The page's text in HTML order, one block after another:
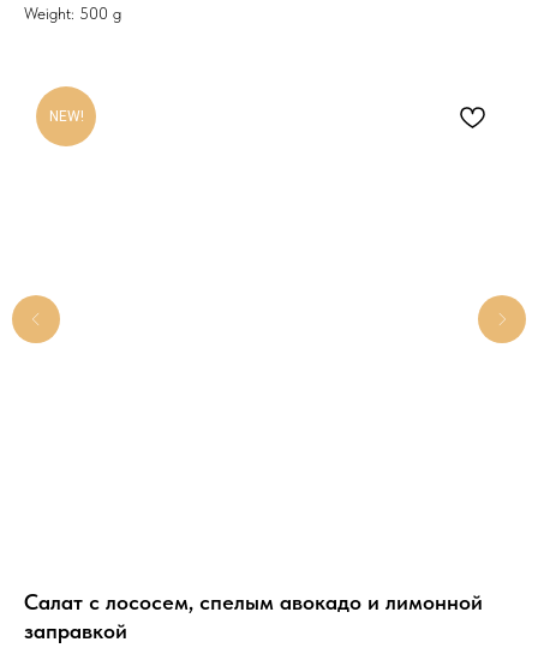
Weight: 500 g
NEW!
Салат с лососем, спелым авокадо и лимонной
заправкой